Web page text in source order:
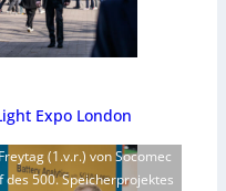
Expo London
(1.v.r.) von Socomec
500. Speicherprojektes